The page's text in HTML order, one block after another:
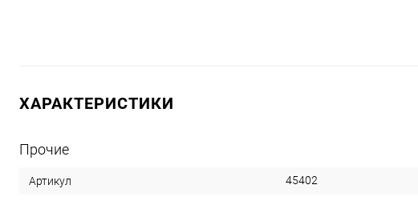
ХАРАКТЕРИСТИКИ
Прочие
Артикул 45402